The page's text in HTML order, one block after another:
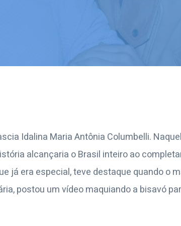
Idalina Maria Antônia Columbelli.
alcançaria o Brasil inteiro ao
já era especial, teve destaque quando o
postou um vídeo maquiando a bisavó